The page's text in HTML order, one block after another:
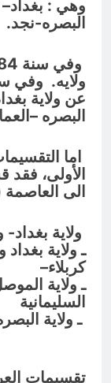
وهي : بغداد–
البصره-نجد.
عن ولاية
البصره –
اما
الأولى، فقد
الى
ولاية
ـ ولاية بغداد
كربلاء–
ـ ولاية
السليمانية
ـ ولاية
تقسيمات